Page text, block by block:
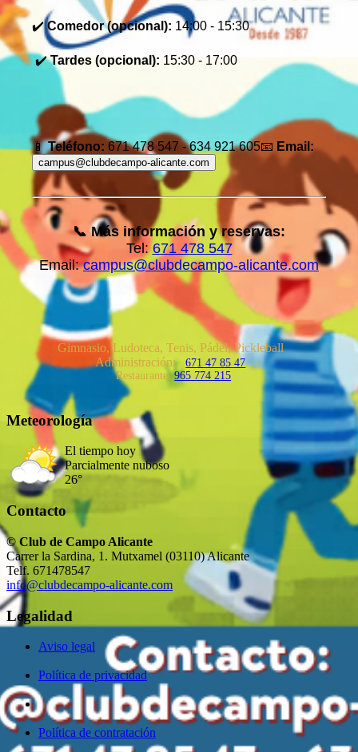
✔️Comedor (opcional): 14:00 - 15:30
✔️Tardes (opcional): 15:30 - 17:00
📱Teléfono: 671 478 547 - 634 921 605📧 Email:
campus@clubdecampo-alicante.com
📞 Más información y reservas:
Tel:671 478 547
Email:campus@clubdecampo-alicante.com
Gimnasio, Ludoteca, Tenis, Pádel, Pickleball
Administración: 671 47 85 47
Restaurante: 965 774 215
Meteorología
El tiempo hoy
Parcialmente nuboso
26°
Contacto
© Club de Campo Alicante
Carrer la Sardina, 1. Mutxamel (03110) Alicante
Telf. 671478547
info@clubdecampo-alicante.com
Legalidad
Aviso legal
Política de privacidad
Política de contratación